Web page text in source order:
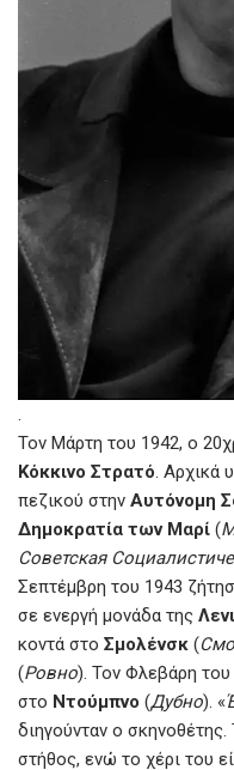
.
Τον Μάρτη του 1942, ο
Κόκκινο Στρατό. Αρχικά
πεζικού στην Αυτόνομη
Δημοκρατία των Μαρί (
Советская
Σεπτέμβρη του 1943
σε ενεργή μονάδα της
κοντά στο Σμολένσκ (
(Ровно). Τον Φλεβάρη του
στο Ντούμπνο (Дубно). «
διηγούνταν ο
στήθος, ενώ το χέρι του